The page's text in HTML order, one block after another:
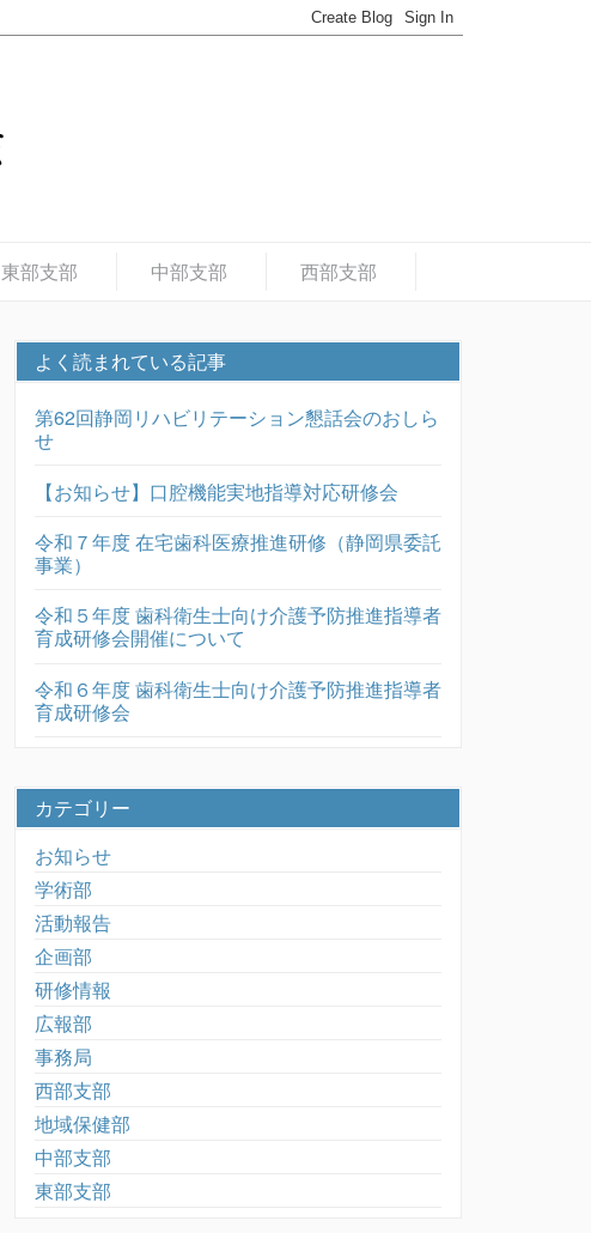
東部支部 中部支部 西部支部
よく読まれている記事
第62回静岡リハビリテーション懇話会のおしら
せ
【お知らせ】口腔機能実地指導対応研修会
令和７年度 在宅歯科医療推進研修（静岡県委託
事業）
令和５年度 歯科衛生士向け介護予防推進指導者
育成研修会開催について
令和６年度 歯科衛生士向け介護予防推進指導者
育成研修会
カテゴリー
お知らせ
学術部
活動報告
企画部
研修情報
広報部
事務局
西部支部
地域保健部
中部支部
東部支部